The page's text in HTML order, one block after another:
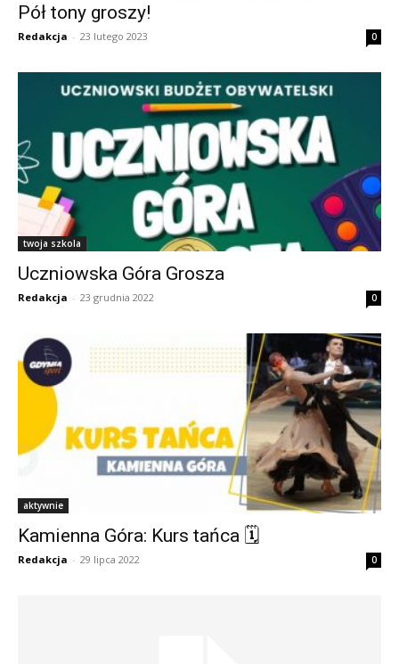
Pół tony groszy!
Redakcja - 23 lutego 2023 0
twoja szkola
Uczniowska Góra Grosza
Redakcja - 23 grudnia 2022 0
aktywnie
Kamienna Góra: Kurs tańca 🗓
Redakcja - 29 lipca 2022 0